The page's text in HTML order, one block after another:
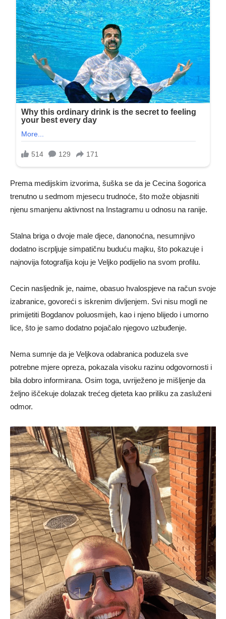
Prema medijskim izvorima, šuška se da je Cecina šogorica
trenutno u sedmom mjesecu trudnoće, što može objasniti
njenu smanjenu aktivnost na Instagramu u odnosu na ranije.
Stalna briga o dvoje male djece, danonoćna, nesumnjivo
dodatno iscrpljuje simpatičnu buduću majku, što pokazuje i
najnovija fotografija koju je Veljko podijelio na svom profilu.
Cecin nasljednik je, naime, obasuo hvalospjeve na račun svoje
izabranice, govoreći s iskrenim divljenjem. Svi nisu mogli ne
primijetiti Bogdanov poluosmijeh, kao i njeno blijedo i umorno
lice, što je samo dodatno pojačalo njegovo uzbuđenje.
Nema sumnje da je Veljkova odabranica poduzela sve
potrebne mjere opreza, pokazala visoku razinu odgovornosti i
bila dobro informirana. Osim toga, uvriježeno je mišljenje da
željno iščekuje dolazak trećeg djeteta kao priliku za zasluženi
odmor.